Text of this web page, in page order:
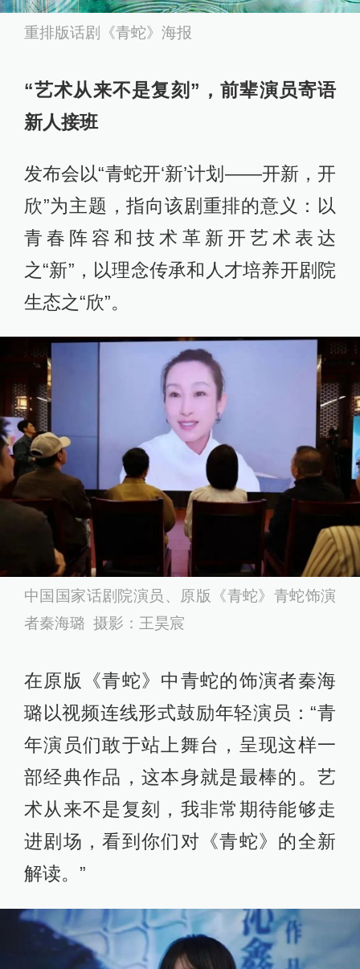
重排版话剧《青蛇》海报
“艺术从来不是复刻”，前辈演员寄语
新人接班
发布会以“青蛇开‘新’计划——开新，开
欣”为主题，指向该剧重排的意义：以
青春阵容和技术革新开艺术表达
之“新”，以理念传承和人才培养开剧院
生态之“欣”。
中国国家话剧院演员、原版《青蛇》青蛇饰演
者秦海璐 摄影：王昊宸
在原版《青蛇》中青蛇的饰演者秦海
璐以视频连线形式鼓励年轻演员：“青
年演员们敢于站上舞台，呈现这样一
部经典作品，这本身就是最棒的。艺
术从来不是复刻，我非常期待能够走
进剧场，看到你们对《青蛇》的全新
解读。”